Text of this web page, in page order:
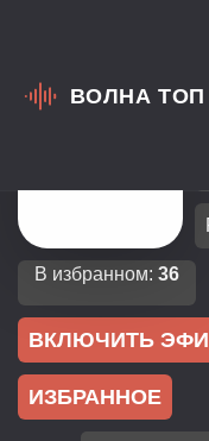
ВОЛНА ТОП
В избранном: 36
ВКЛЮЧИТЬ
ИЗБРАННОЕ